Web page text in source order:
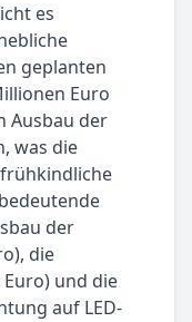
es
geplanten
Euro
Ausbau der
was die
der
die
und die
auf LED-